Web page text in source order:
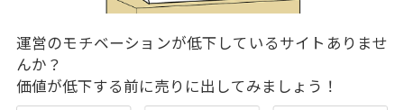
運営のモチベーションが低下しているサイトありませ
んか？
価値が低下する前に売りに出してみましょう！